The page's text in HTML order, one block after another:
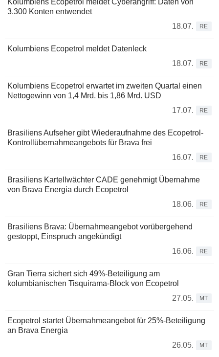
Kolumbiens Ecopetrol meldet Cyberangriff: Daten von
3.300 Konten entwendet
18.07.
RE
Kolumbiens Ecopetrol meldet Datenleck
18.07.
RE
Kolumbiens Ecopetrol erwartet im zweiten Quartal einen
Nettogewinn von 1,4 Mrd. bis 1,86 Mrd. USD
17.07.
RE
Brasiliens Aufseher gibt Wiederaufnahme des Ecopetrol-
Kontrollübernahmeangebots für Brava frei
16.07.
RE
Brasiliens Kartellwächter CADE genehmigt Übernahme
von Brava Energia durch Ecopetrol
18.06.
RE
Brasiliens Brava: Übernahmeangebot vorübergehend
gestoppt, Einspruch angekündigt
16.06.
RE
Gran Tierra sichert sich 49%-Beteiligung am
kolumbianischen Tisquirama-Block von Ecopetrol
27.05.
MT
Ecopetrol startet Übernahmeangebot für 25%-Beteiligung
an Brava Energia
26.05.
MT